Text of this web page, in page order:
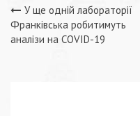
Навігація
записів
У ще одній лабораторії
Франківська робитимуть
аналізи на COVID-19